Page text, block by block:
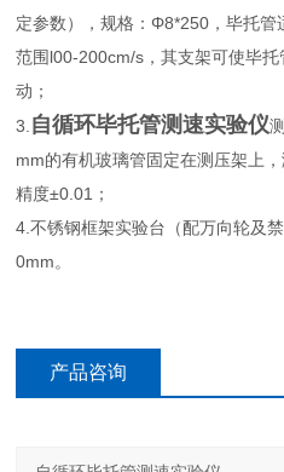
定参数），规格：Φ8*250，毕托
范围l00-200cm/s，其支架可使毕
动；
3. 自循环毕托管测速实验仪
mm的有机玻璃管固定在测压架上
精度±0.01；
4.不锈钢框架实验台（配万向轮及
0mm。
产品咨询